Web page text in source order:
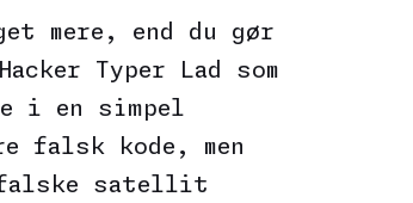
mere, end du gør
Typer Lad som
i en simpel
falsk kode, men
falske satellit